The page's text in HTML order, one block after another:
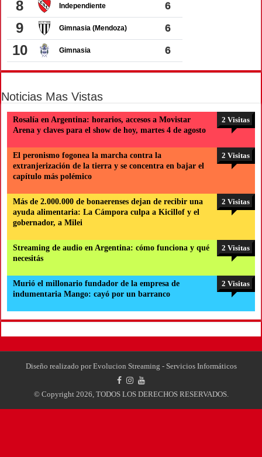
Noticias Mas Vistas
Rosalía en Argentina: horarios, accesos a Movistar
Arena y claves para el show de hoy, martes 4 de agosto
2 Visitas
El peronismo fogonea la marcha contra la
extranjerización de la tierra y se concentra en bajar el
capítulo más polémico
2 Visitas
Más de 2.000.000 de bonaerenses dejan de recibir una
ayuda alimentaria: La Cámpora culpa a Kicillof y el
gobernador, a Milei
2 Visitas
Streaming de audio en Argentina: cómo funciona y qué
necesitás
2 Visitas
Murió el millonario fundador de la empresa de
indumentaria Mango: cayó por un barranco
2 Visitas
Diseño realizado porEvolucion Streaming - Servicios Informáticos
© Copyright 2026, TODOS LOS DERECHOS RESERVADOS.